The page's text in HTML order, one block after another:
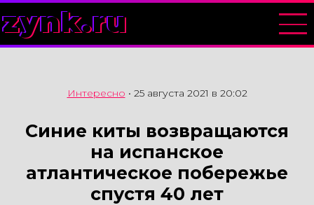
zynk.ru
Интересно • 25 августа 2021 в 20:02
Синие киты возвращаются
на испанское
атлантическое побережье
спустя 40 лет